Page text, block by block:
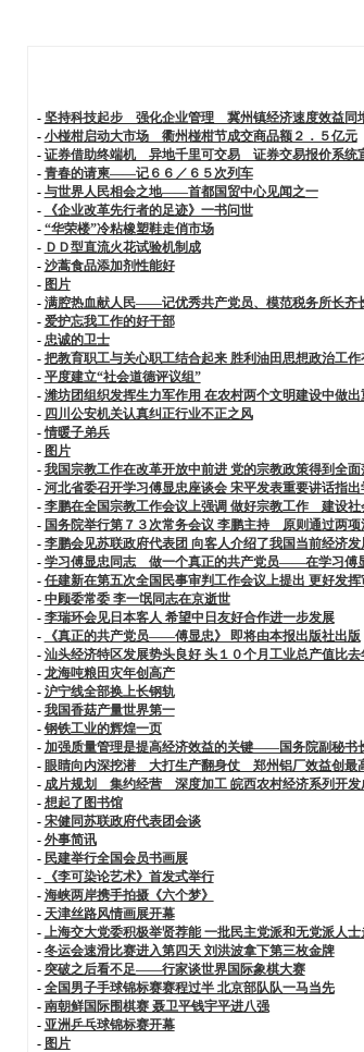
- 坚持科技起步 强化企业管理 冀州镇经济速度效益同
- 小椪柑启动大市场 衢州椪柑节成交商品额２．５亿元
- 证券借助终端机 异地千里可交易 证券交易报价系统
- 青春的请柬——记６６／６５次列车
- 与世界人民相会之地——首都国贸中心见闻之一
-
《企业改革先行者的足迹》一书问世
- “华荣楼”冷粘橡塑鞋走俏市场
- ＤＤ型直流火花试验机制成
- 沙蒿食品添加剂性能好
- 图片
- 满腔热血献人民——记优秀共产党员、模范税务所长齐
- 爱护忘我工作的好干部
- 忠诚的卫士
- 把教育职工与关心职工结合起来 胜利油田思想政治工作
- 平度建立“社会道德评议组”
- 潍坊团组织发挥生力军作用 在农村两个文明建设中做出
- 四川公安机关认真纠正行业不正之风
-情暖子弟兵
- 图片
- 我国宗教工作在改革开放中前进 党的宗教政策得到全
- 河北省委召开学习傅显忠座谈会 宋平发表重要讲话指
- 李鹏在全国宗教工作会议上强调 做好宗教工作 建设
- 国务院举行第７３次常务会议 李鹏主持 原则通过两项
- 李鹏会见苏联政府代表团 向客人介绍了我国当前经济发
- 学习傅显忠同志 做一个真正的共产党员——在学习傅
- 任建新在第五次全国民事审判工作会议上提出 更好发
- 中顾委常委 李一氓同志在京逝世
- 李瑞环会见日本客人 希望中日友好合作进一步发展
-
《真正的共产党员——傅显忠》 即将由本报出版社出版
- 汕头经济特区发展势头良好 头１０个月工业总产值比
- 龙海吨粮田灾年创高产
- 沪宁线全部换上长钢轨
- 我国香菇产量世界第一
- 钢铁工业的辉煌一页
- 加强质量管理是提高经济效益的关键——国务院副秘书
- 眼睛向内深挖潜 大打生产翻身仗 郑州铝厂效益创最
- 成片规划 集约经营 深度加工 皖西农村经济系列开发
- 想起了图书馆
- 宋健同苏联政府代表团会谈
- 外事简讯
- 民建举行全国会员书画展
-
《李可染论艺术》首发式举行
- 海峡两岸携手拍摄《六个梦》
- 天津丝路风情画展开幕
- 上海交大党委积极举贤荐能 一批民主党派和无党派人
- 冬运会速滑比赛进入第四天 刘洪波拿下第三枚金牌
- 突破之后看不足——行家谈世界国际象棋大赛
- 全国男子手球锦标赛赛程过半 北京部队队一马当先
- 南朝鲜国际围棋赛 聂卫平钱宇平进八强
- 亚洲乒乓球锦标赛开幕
- 图片